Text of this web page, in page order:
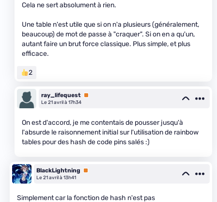
Cela ne sert absolument à rien.
Une table n'est utile que si on n'a plusieurs (généralement,
beaucoup) de mot de passe à "craquer". Si on en a qu'un,
autant faire un brut force classique. Plus simple, et plus
efficace.
2
ray_lifequest Premium
Le 21 avril à 17h34
On est d'accord, je me contentais de pousser jusqu'à
l'absurde le raisonnement initial sur l'utilisation de rainbow
tables pour des hash de code pins salés :)
BlackLightning
Premium
Le 21 avril à 13h41
Simplement car la fonction de hash n'est pas